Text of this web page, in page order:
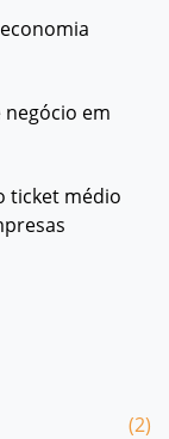
em
ticket médio
(2)